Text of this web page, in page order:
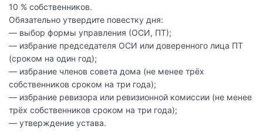
10 % собственников.
Обязательно утвердите повестку дня:
— выбор формы управления (ОСИ, ПТ);
— избрание председателя ОСИ или доверенного лица ПТ
(сроком на один год);
— избрание членов совета дома (не менее трёх
собственников сроком на три года);
— избрание ревизора или ревизионной комиссии (не менее
трёх собственников сроком на три года);
— утверждение устава.